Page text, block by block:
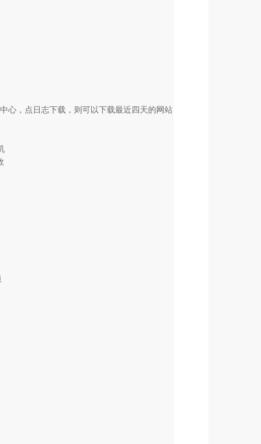
心，点日志下载，则可以下载最近四天的网站